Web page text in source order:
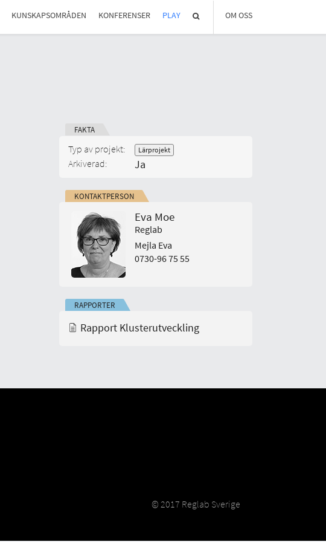
KUNSKAPSOMRÅDEN KONFERENSER PLAY OM OSS
OM REGLAB
FAKTA
Start-datum:
Typ av projekt: Lärprojekt
Arkiverad: Ja
KONTAKTPERSON
Eva Moe
Reglab
Mejla Eva
0730-96 75 55
RAPPORTER
Rapport Klusterutveckling
© 2017 Reglab Sverige